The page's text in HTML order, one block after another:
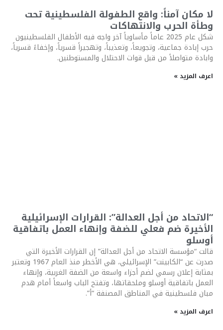
لا مكان آمناً: واقع الطفولة الفلسطينية تحت
وطأة الحرب والانتهاكات
شكل عام 2025 عاماً مأساوياً آخر واجه فيه الأطفال الفلسطينيون
حرب إبادة جماعية، وتجويعاً، وتعذيباً، وتهجيراً قسرياً، وإخفاءً قسرياً،
وابادة متواصلاً من قبل قوات الاحتلال والمستوطنين.
اعرف المزيد »
“الاتحاد من أجل العدالة”: القرارات الإسرائيلية
الأخيرة ضم فعلي للضفة وإنهاء العمل باتفاقية
أوسلو
قالت “مؤسسة الاتحاد من أجل العدالة” إن القرارات الأخيرة التي
صدرت عن “الكابينت” الإسرائيلي، هي الأخطر منذ العام 1967 وتعتبر
بمثابة إعلان رسمي لضم أجزاء واسعة من الضفة الغربية، وإنهاء
العمل باتفاقية أوسلو وملحقاتها، وتفتح الباب واسعاً أمام هدم
مبان فلسطينية في المناطق المصنفة “أ”.
اعرف المزيد »